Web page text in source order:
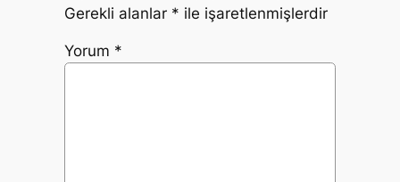
Gerekli alanlar * ile işaretlenmişlerdir
Yorum *